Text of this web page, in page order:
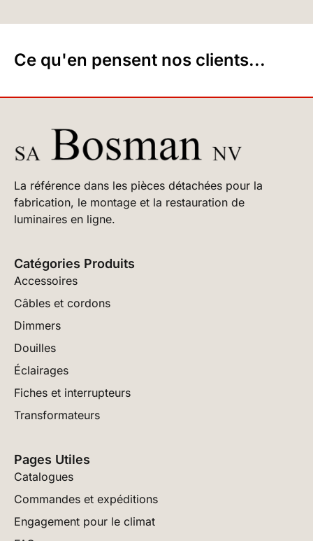
Ce qu'en pensent nos clients...
La référence dans les pièces détachées pour la
fabrication, le montage et la restauration de
luminaires en ligne.
Catégories Produits
Accessoires
Câbles et cordons
Dimmers
Douilles
Éclairages
Fiches et interrupteurs
Transformateurs
Pages Utiles
Catalogues
Commandes et expéditions
Engagement pour le climat